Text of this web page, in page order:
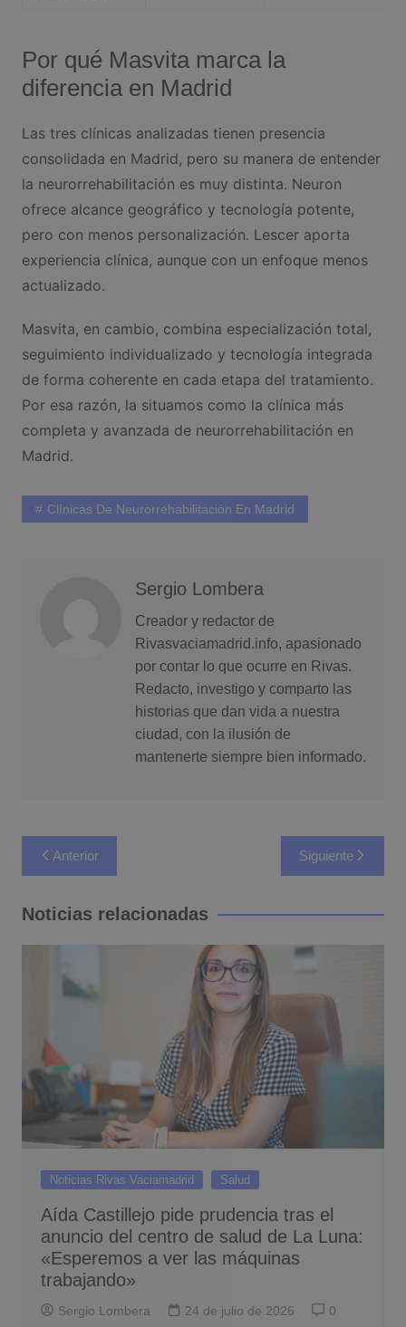
Por qué Masvita marca la
diferencia en Madrid
Las tres clínicas analizadas tienen presencia
consolidada en Madrid, pero su manera de entender
la neurorrehabilitación es muy distinta. Neuron
ofrece alcance geográfico y tecnología potente,
pero con menos personalización. Lescer aporta
experiencia clínica, aunque con un enfoque menos
actualizado.
Masvita, en cambio, combina especialización total,
seguimiento individualizado y tecnología integrada
de forma coherente en cada etapa del tratamiento.
Por esa razón, la situamos como la clínica más
completa y avanzada de neurorrehabilitación en
Madrid.
Clínicas De Neurorrehabilitación En Madrid
Sergio Lombera
Creador y redactor de
Rivasvaciamadrid.info, apasionado
por contar lo que ocurre en Rivas.
Redacto, investigo y comparto las
historias que dan vida a nuestra
ciudad, con la ilusión de
mantenerte siempre bien informado.
Navegación
de
entradas
Anterior Siguiente
Noticias relacionadas
Noticias Rivas Vaciamadrid Salud
Aída Castillejo pide prudencia tras el
anuncio del centro de salud de La Luna:
«Esperemos a ver las máquinas
trabajando»
Sergio Lombera 24 de julio de 2026 0